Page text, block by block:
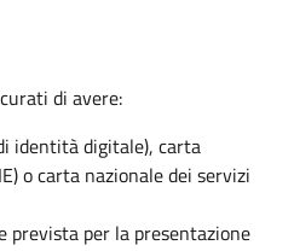
di avere:
identità digitale), carta
o carta nazionale dei servizi
per la presentazione